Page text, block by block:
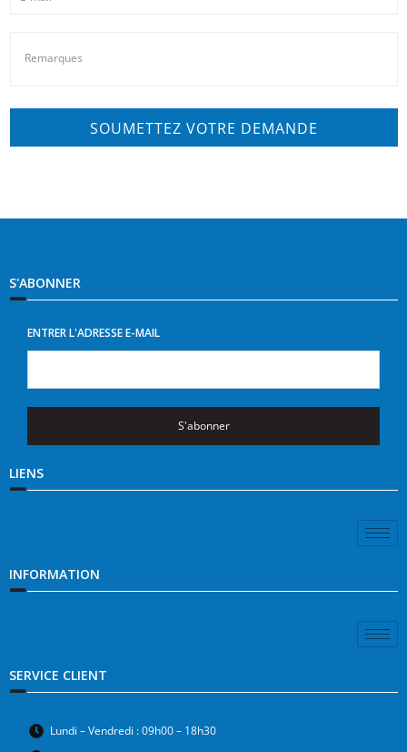
S'ABONNER
ENTRER L'ADRESSE E-MAIL
S'abonner
LIENS
INFORMATION
SERVICE CLIENT
Lundi – Vendredi : 09h00 – 18h30